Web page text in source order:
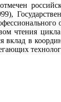
чтения
в